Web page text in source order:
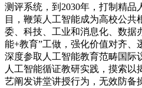
测评系统，到2030年，打制精品
目，鞭策人工智能成为高校公共
委、科技、工业和消息化、数据
能+教育”工做，强化价值对齐、
深度参取人工智能教育范畴国际
人工智能循证教研实践，摸索
艺阐发讲堂讲授行为，无效防备